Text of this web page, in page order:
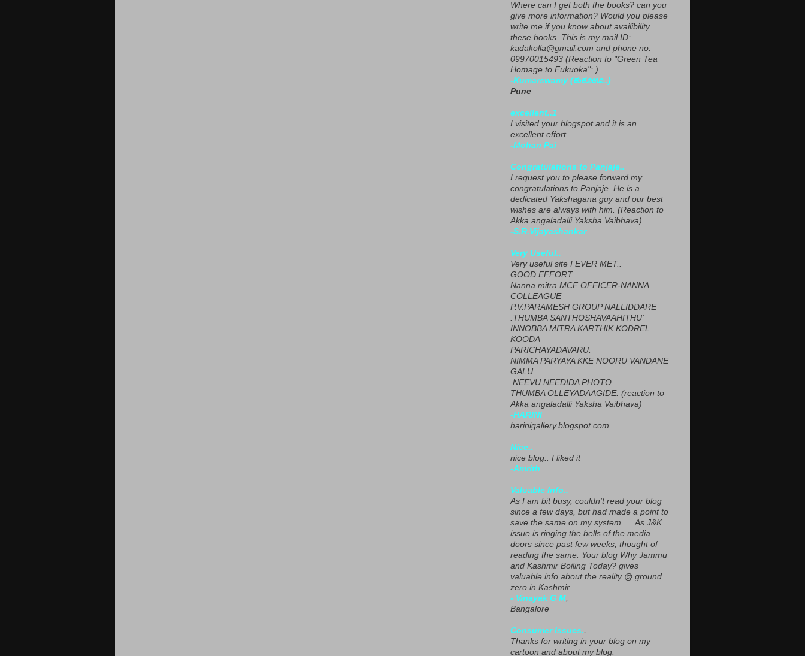
Where can I get both the books? can you
give more information? Would you please
write me if you know about availibility
these books. This is my mail ID:
kadakolla@gmail.com and phone no.
09970015493 (Reaction to "Green Tea
Homage to Fukuoka": )
-Kumarswamy (ಕುಕೂಊ..)
Pune
excellent..1
I visited your blogspot and it is an
excellent effort.
-Mohan Pai
Congratulations to Panjaje..
I request you to please forward my
congratulations to Panjaje. He is a
dedicated Yakshagana guy and our best
wishes are always with him. (Reaction to
Akka angaladalli Yaksha Vaibhava)
-S.R.Vijayashankar
Very Useful..
Very useful site I EVER MET..
GOOD EFFORT ..
Nanna mitra MCF OFFICER-NANNA
COLLEAGUE
P.V.PARAMESH GROUP NALLIDDARE
.THUMBA SANTHOSHAVAAHITHU'
INNOBBA MITRA KARTHIK KODREL
KOODA
PARICHAYADAVARU.
NIMMA PARYAYA KKE NOORU VANDANE
GALU
.NEEVU NEEDIDA PHOTO
THUMBA OLLEYADAAGIDE. (reaction to
Akka angaladalli Yaksha Vaibhava)
-HARINI
harinigallery.blogspot.com
Nice..
nice blog.. I liked it
-Amrith
Valuable Info..
As I am bit busy, couldn’t read your blog
since a few days, but had made a point to
save the same on my system..... As J&K
issue is ringing the bells of the media
doors since past few weeks, thought of
reading the same. Your blog Why Jammu
and Kashmir Boiling Today? gives
valuable info about the reality @ ground
zero in Kashmir.
- Vinayak G M,
Bangalore
Consumer Issues..
Thanks for writing in your blog on my
cartoon and about my blog.